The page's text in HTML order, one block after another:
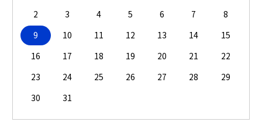
2
3 4 5 6 7
8
9
10 11 12 13 14
15
16
17 18 19 20 21
22
23
24 25 26 27 28
29
30
31